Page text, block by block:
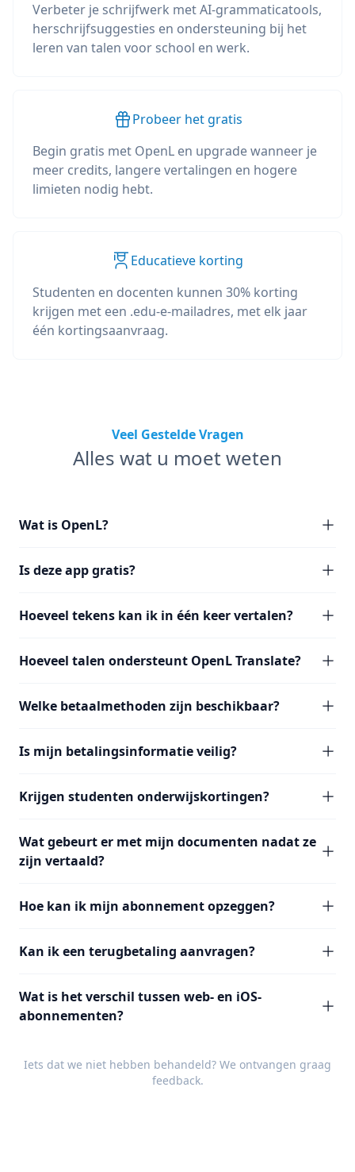
Verbeter je schrijfwerk met AI-grammaticatools,
herschrijfsuggesties en ondersteuning bij het
leren van talen voor school en werk.
Probeer het gratis
Begin gratis met OpenL en upgrade wanneer je
meer credits, langere vertalingen en hogere
limieten nodig hebt.
Educatieve korting
Studenten en docenten kunnen 30% korting
krijgen met een .edu-e-mailadres, met elk jaar
één kortingsaanvraag.
Veel Gestelde Vragen
Alles wat u moet weten
Wat is OpenL?
Is deze app gratis?
Hoeveel tekens kan ik in één keer vertalen?
Hoeveel talen ondersteunt OpenL Translate?
Welke betaalmethoden zijn beschikbaar?
Is mijn betalingsinformatie veilig?
Krijgen studenten onderwijskortingen?
Wat gebeurt er met mijn documenten nadat ze
zijn vertaald?
Hoe kan ik mijn abonnement opzeggen?
Kan ik een terugbetaling aanvragen?
Wat is het verschil tussen web- en iOS-
abonnementen?
Iets dat we niet hebben behandeld? We ontvangen graag
feedback.